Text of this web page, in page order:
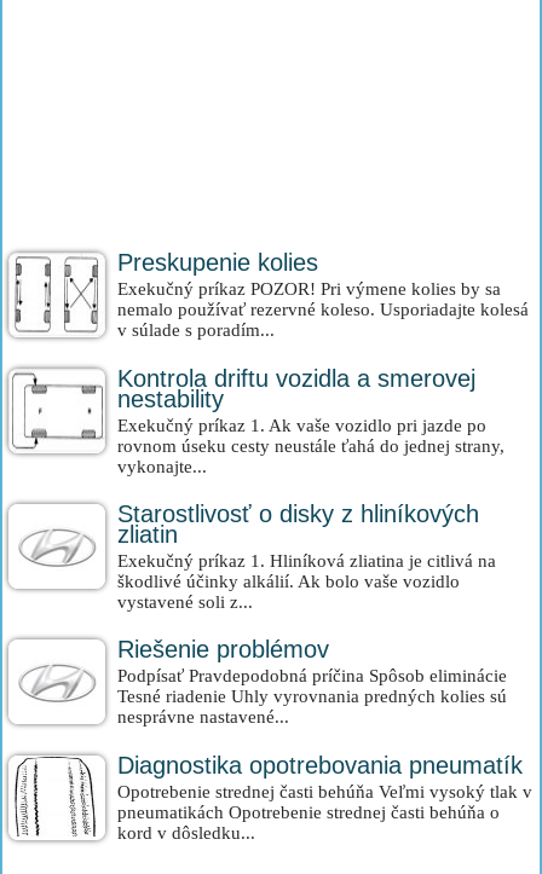
Preskupenie kolies
Exekučný príkaz POZOR! Pri výmene kolies by sa
nemalo používať rezervné koleso. Usporiadajte kolesá
v súlade s poradím...
Kontrola driftu vozidla a smerovej
nestability
Exekučný príkaz 1. Ak vaše vozidlo pri jazde po
rovnom úseku cesty neustále ťahá do jednej strany,
vykonajte...
Starostlivosť o disky z hliníkových
zliatin
Exekučný príkaz 1. Hliníková zliatina je citlivá na
škodlivé účinky alkálií. Ak bolo vaše vozidlo
vystavené soli z...
Riešenie problémov
Podpísať Pravdepodobná príčina Spôsob eliminácie
Tesné riadenie Uhly vyrovnania predných kolies sú
nesprávne nastavené...
Diagnostika opotrebovania pneumatík
Opotrebenie strednej časti behúňa Veľmi vysoký tlak v
pneumatikách Opotrebenie strednej časti behúňa o
kord v dôsledku...